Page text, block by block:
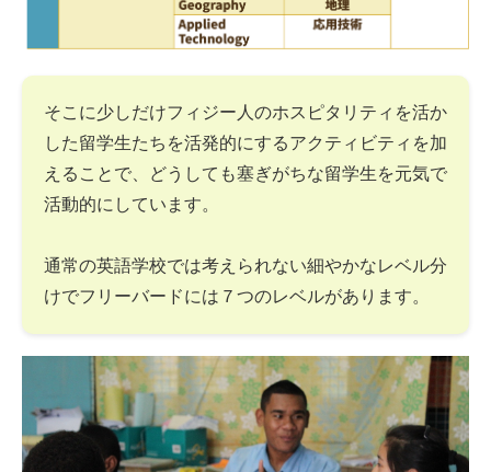
そこに少しだけフィジー人のホスピタリティを活か
した留学生たちを活発的にするアクティビティを加
えることで、どうしても塞ぎがちな留学生を元気で
活動的にしています。
通常の英語学校では考えられない細やかなレベル分
けでフリーバードには７つのレベルがあります。